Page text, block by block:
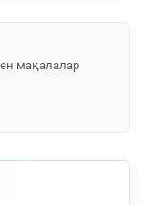
мақалалар